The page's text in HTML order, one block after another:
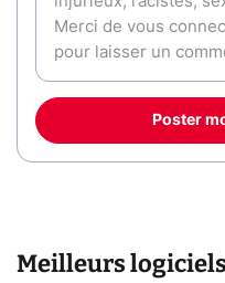
Poster
Meilleurs logiciels